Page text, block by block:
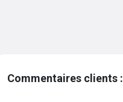
Commentaires clients :